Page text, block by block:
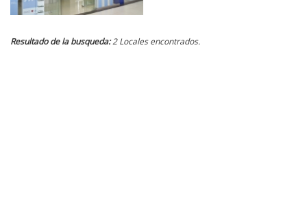
Resultado de la busqueda:2 Locales encontrados.